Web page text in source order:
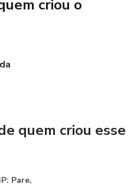
criou o
quem criou esse
Pare,